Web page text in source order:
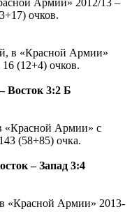
очков.
в «Красной Армии»
(12+4) очков.
Восток 3:2 Б
Армии» с
(58+85) очка.
– Запад 3:4
«Красной Армии» 2013-